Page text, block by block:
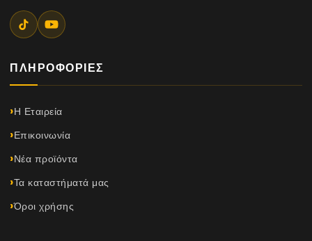
ΠΛΗΡΟΦΟΡΊΕΣ
Η Εταιρεία
Επικοινωνία
Νέα προϊόντα
Τα καταστήματά μας
Όροι χρήσης